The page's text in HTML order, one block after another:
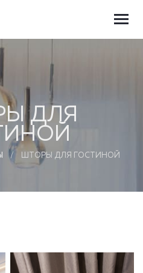
ДЛЯ
ШТОРЫ ДЛЯ ГОСТИНОЙ